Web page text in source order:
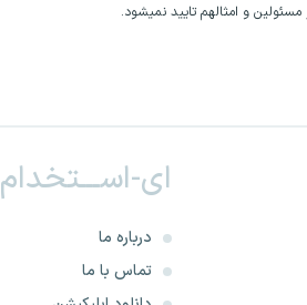
و امثالهم تایید نمیشود.
ای-اســـتخدام
درباره ما
تماس با ما